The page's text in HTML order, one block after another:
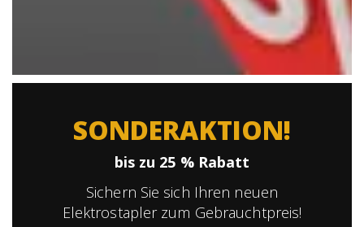
SONDERAKTION!
bis zu 25 % Rabatt
Sichern Sie sich Ihren neuen
Elektrostapler zum Gebrauchtpreis!